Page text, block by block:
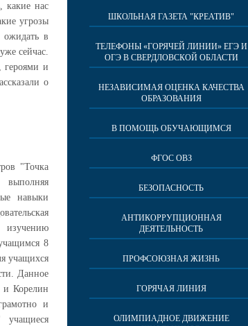
какие нас
угрозы
ожидать в
сейчас.
героями и
о
"Точка
выполняя
навыки
8
учащихся
Данное
и Корелин
и
учащиеся
ШКОЛЬНАЯ ГАЗЕТА "КРЕАТИВ"
ТЕЛЕФОНЫ «ГОРЯЧЕЙ ЛИНИИ» ЕГЭ И
ОГЭ В СВЕРДЛОВСКОЙ ОБЛАСТИ
НЕЗАВИСИМАЯ ОЦЕНКА КАЧЕСТВА
ОБРАЗОВАНИЯ
В ПОМОЩЬ ОБУЧАЮЩИМСЯ
ФГОС ОВЗ
БЕЗОПАСНОСТЬ
АНТИКОРРУПЦИОННАЯ
ДЕЯТЕЛЬНОСТЬ
ПРОФСОЮЗНАЯ ЖИЗНЬ
ГОРЯЧАЯ ЛИНИЯ
ОЛИМПИАДНОЕ ДВИЖЕНИЕ